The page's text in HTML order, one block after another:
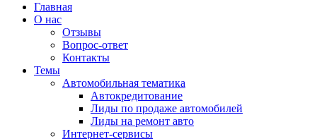
Главная
О нас
Отзывы
Вопрос-ответ
Контакты
Темы
Автомобильная тематика
Автокредитование
Лиды по продаже автомобилей
Лиды на ремонт авто
Интернет-сервисы